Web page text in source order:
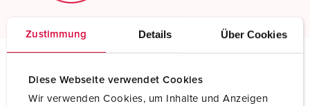
Zustimmung Details Über Cookies
Diese Webseite verwendet Cookies
Wir verwenden Cookies, um Inhalte und Anzeigen
Technische Daten
Kupplung AM-TOP® 550